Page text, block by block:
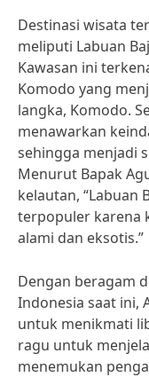
Destinasi wisata
meliputi Labuan
Kawasan ini
Komodo yang
langka, Komodo.
menawarkan
sehingga menjadi
Menurut Bapak
kelautan, “Labuan
terpopuler karena
alami dan eksotis.”
Dengan beragam
Indonesia saat ini,
untuk menikmati
ragu untuk
menemukan